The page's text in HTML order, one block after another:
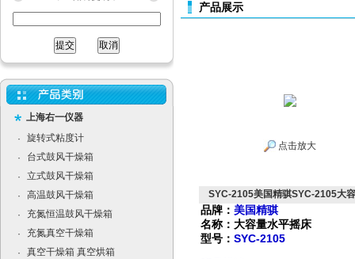
上海右一仪器
·
旋转式粘度计
·
台式鼓风干燥箱
·
立式鼓风干燥箱
·
高温鼓风干燥箱
·
充氮恒温鼓风干燥箱
·
充氮真空干燥箱
·
真空干燥箱 真空烘箱
产品展示
点击放大
SYC-2105美国精骐SYC-2105大
品牌： 美国精骐
名称：大容量水平摇床
型号： SYC-2105